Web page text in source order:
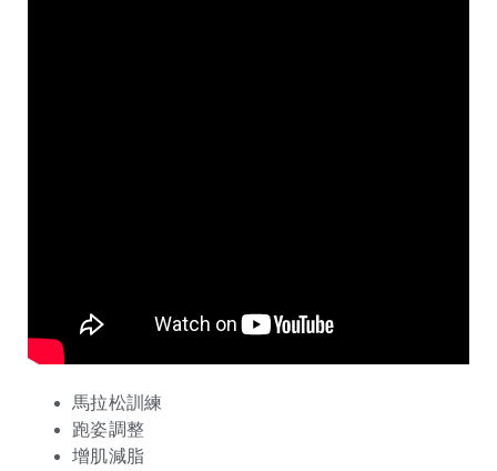
馬拉松訓練
跑姿調整
增肌減脂